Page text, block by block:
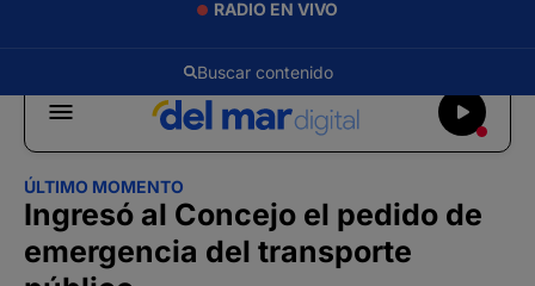
RADIO EN VIVO
ÚLTIMO MOMENTO
Ingresó al Concejo el pedido de
emergencia del transporte